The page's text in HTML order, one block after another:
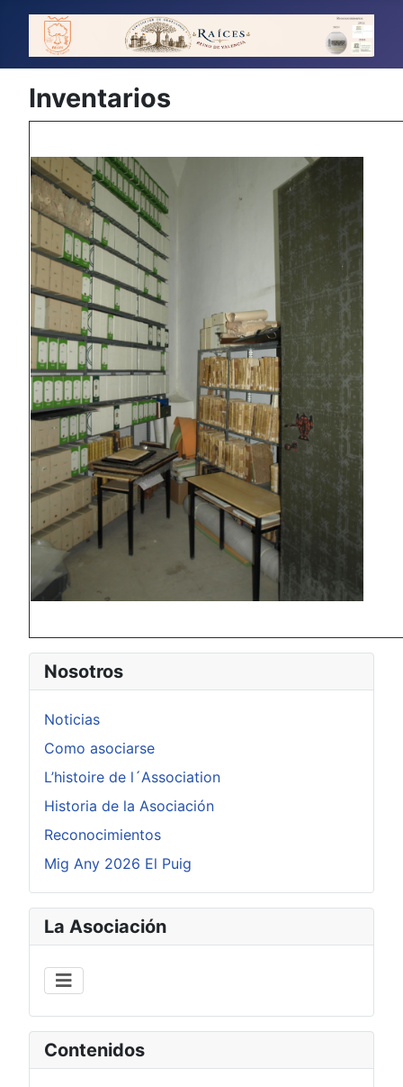
Nosotros
Noticias
Como asociarse
L’histoire de l´Association
Historia de la Asociación
Reconocimientos
Mig Any 2026 El Puig
La Asociación
Contenidos
Inventarios